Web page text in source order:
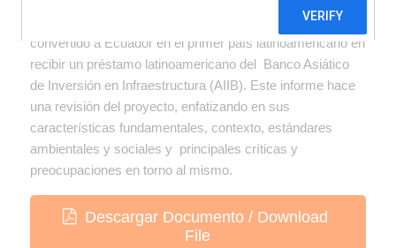
El “proyecto Línea de crédito CONAFIPS COVID-19” ha
convertido a Ecuador en el primer país latinoamericano en
recibir un préstamo latinoamericano del Banco Asiático
de Inversión en Infraestructura (AIIB). Este informe hace
una revisión del proyecto, enfatizando en sus
características fundamentales, contexto, estándares
ambientales y sociales y principales críticas y
preocupaciones en torno al mismo.
Descargar Documento / Download
File